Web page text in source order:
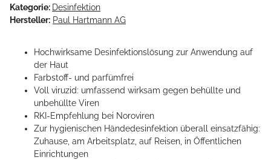
Kategorie: Desinfektion
Hersteller: Paul Hartmann AG
Hochwirksame Desinfektionslösung zur Anwendung auf
der Haut
Farbstoff- und parfümfrei
Voll viruzid: umfassend wirksam gegen behüllte und
unbehüllte Viren
RKI-Empfehlung bei Noroviren
Zur hygienischen Händedesinfektion überall einsatzfähig:
Zuhause, am Arbeitsplatz, auf Reisen, in Öffentlichen
Einrichtungen